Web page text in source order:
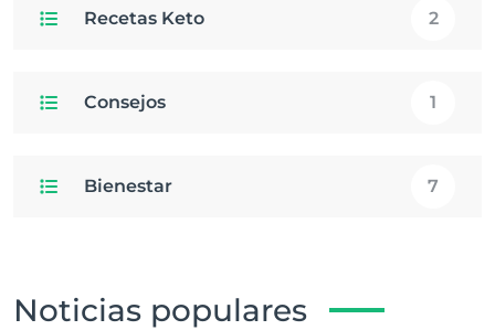
Recetas Keto 2
Consejos 1
Bienestar 7
Noticias populares